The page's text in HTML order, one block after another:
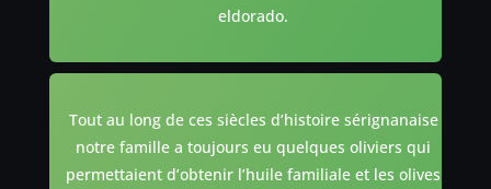
eldorado.
Tout au long de ces siècles d’histoire sérignanaise
notre famille a toujours eu quelques oliviers qui
permettaient d’obtenir l’huile familiale et les olives